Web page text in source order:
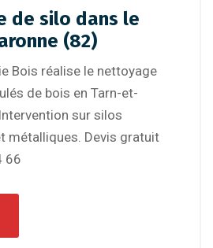
de silo dans le
(82)
Bois réalise le nettoyage
de bois en Tarn-et-
sur silos
métalliques. Devis gratuit
66